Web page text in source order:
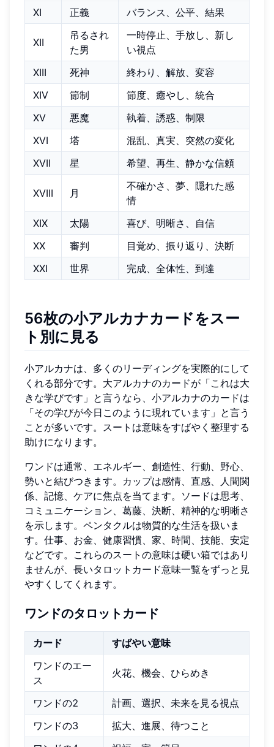
XI 正義 バランス、公平、結果
XII
吊るされ
た男
一時停止、手放し、新し
い視点
XIII
死神
終わり、解放、変容
XIV
節制
節度、癒やし、統合
XV
悪魔
執着、誘惑、制限
XVI
塔
混乱、真実、突然の変化
XVII
星 希望、再生、静かな信頼
XVIII 月
不確かさ、夢、隠れた感
情
XIX
太陽
喜び、明晰さ、自信
XX
審判
目覚め、振り返り、決断
XXI
世界 完成、全体性、到達
56枚の小アルカナカードをスー
ト別に見る
小アルカナは、多くのリーディングを実際的にして
くれる部分です。大アルカナのカードが「これは大
きな学びです」と言うなら、小アルカナのカードは
「その学びが今日このように現れています」と言う
ことが多いです。スートは意味をすばやく整理する
助けになります。
ワンドは通常、エネルギー、創造性、行動、野心、
勢いと結びつきます。カップは感情、直感、人間関
係、記憶、ケアに焦点を当てます。ソードは思考、
コミュニケーション、葛藤、決断、精神的な明晰さ
を示します。ペンタクルは物質的な生活を扱いま
す。仕事、お金、健康習慣、家、時間、技能、安定
などです。これらのスートの意味は硬い箱ではあり
ませんが、長いタロットカード意味一覧をずっと見
やすくしてくれます。
ワンドのタロットカード
カード
すばやい意味
ワンドのエー
ス
火花、機会、ひらめき
ワンドの2
計画、選択、未来を見る視点
ワンドの3
拡大、進展、待つこと